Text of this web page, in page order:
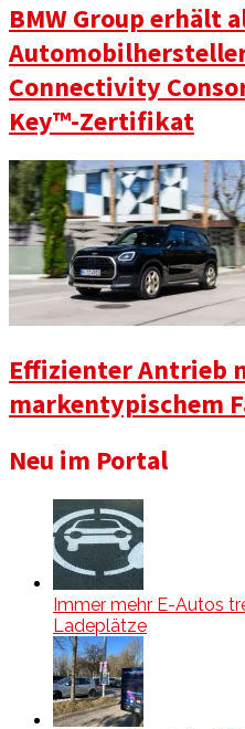
BMW Group erhält
Connectivity
Key™️-Zertifikat
Effizienter Antrieb
markentypischem
Neu im Portal
Immer mehr E-Autos
Ladeplätze